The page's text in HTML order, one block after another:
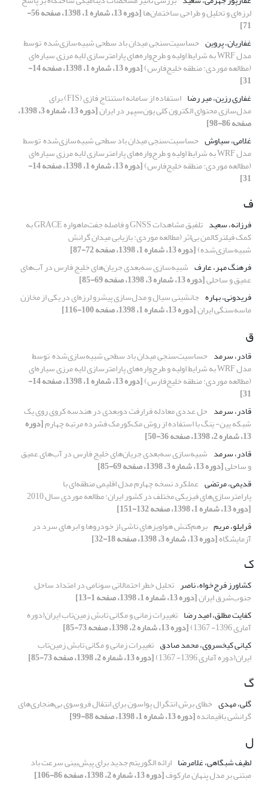
لرزه‌ای و تحلیل و طراحی ساختمان‌ها [دوره 13، شماره 1، 1398، صفحه 56-
71]
غفاریان، پروین حساسیت‌سنجی میدان باد سطحی شبیه‌سازی‌شده ‌ توسط
مدل WRF به شرایط اولیه و طرح‌واره‌های پارامترسازی لایه مرزی سیاره‌ای
(مطالعه موردی: منطقه خلیج‌فارس) [دوره 13، شماره 1، 1398، صفحه 14-
31]
غفاری رزین، میر رضا
استفاده از سامانه استنتاج فازی (FIS) برای
مدل‌سازی محتوای الکترون کلی یون‌سپهر در ایران [دوره 13، شماره 3، 1398،
صفحه 86-98]
غلامی، سیاوش حساسیت‌سنجی میدان باد سطحی شبیه‌سازی‌شده ‌ توسط
مدل WRF به شرایط اولیه و طرح‌واره‌های پارامترسازی لایه مرزی سیاره‌ای
(مطالعه موردی: منطقه خلیج‌فارس) [دوره 13، شماره 1، 1398، صفحه 14-
31]
ف
فرزانه، سعید تلفیق مشاهدات GNSS و فاصله جفت‌ماهواره GRACE به
کمک فیلترکالمن بی‌اثر (مطالعه موردی: بازیابی میدان گرانش
شبیه‌سازی‌شده)[دوره 13، شماره 1، 1398، صفحه 72-87]
فرهنگ مهر، عارف شبیه‌سازی سه‌بعدی جریان‌های خلیج فارس در آب‌های
عمیق و ساحلی[دوره 13، شماره 3، 1398، صفحه 69-85]
فریدونی، بهاره جانشینی سیال و مدل‌سازی پیشرو لرزه‌ای در یکی از مخازن
ماسه‌سنگی ایران[دوره 13، شماره 1، 1398، صفحه 100-116]
ق
قادر، سرمد حساسیت‌سنجی میدان باد سطحی شبیه‌سازی‌شده ‌ توسط
مدل WRF به شرایط اولیه و طرح‌واره‌های پارامترسازی لایه مرزی سیاره‌ای
(مطالعه موردی: منطقه خلیج‌فارس) [دوره 13، شماره 1، 1398، صفحه 14-
31]
قادر، سرمد حل عددی معادله فرارفت دوبعدی در هندسه کروی روی یک
شبکه یین- یَنگ با استفاده از روش مک‌کورمک فشرده مرتبه چهارم[دوره
13، شماره 2، 1398، صفحه 36-50]
قادر، سرمد شبیه‌سازی سه‌بعدی جریان‌های خلیج فارس در آب‌های عمیق
و ساحلی[دوره 13، شماره 3، 1398، صفحه 69-85]
قدیمی، مرتضی عملکرد نسخه چهارم مدل اقلیمی منطقه‌ای با
پارامترسازی‌های فیزیکی مختلف در کشور ایران: مطالعه موردی سال 2010
[دوره 13، شماره 1، 1398، صفحه 132-151]
قرایلو، مریم برهم‌کنش هواویزهای ناشی از خودروها و ابرهای سرد در
آزمایشگاه[دوره 13، شماره 3، 1398، صفحه 18-32]
ک
کشاورز فرج‌خواه، ناصر تحلیل خطر احتمالاتی سونامی در امتداد ساحل
جنوب‌شرق ایران[دوره 13، شماره 1، 1398، صفحه 1-13]
کفایت مطلق، امید رضا تغییرات زمانی و مکانی تابش زمین‌تاب ایران(دوره
آماری 1396- 1367)
[دوره 13، شماره 2، 1398، صفحه 73-85]
کیانی کیخسروی، محمد صادق تغییرات زمانی و مکانی تابش زمین‌تاب
ایران(دوره آماری 1396- 1367) [دوره 13، شماره 2، 1398، صفحه 73-85]
گ
گلی، مهدی خطای برش انتگرال پواسون برای انتقال فروسوی بی‌هنجاری‌های
گرانشی باقیمانده[دوره 13، شماره 1، 1398، صفحه 88-99]
ل
لطیف شبگاهی، غلامرضا ارائه الگوریتم جدید برای پیش‌بینی سرعت باد
مبتنی بر مدل پنهان مارکوف[دوره 13، شماره 2، 1398، صفحه 86-106]